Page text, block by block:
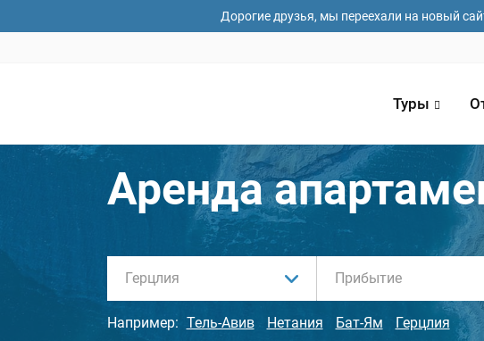
Дорогие друзья, мы переехали на новый
Туры
Аренда
Герцлия
Например: Тель-Авив Нетания Бат-Ям Герцлия